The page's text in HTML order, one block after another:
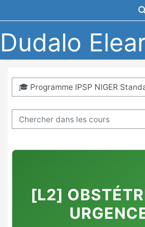
Dudalo
Catégories de cours
Chercher dans les cours
[L2]